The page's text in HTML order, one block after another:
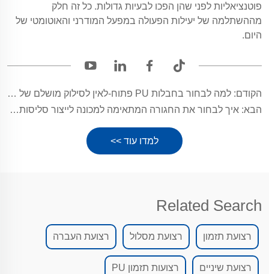
פוטנציאליות לפני שהן הפכו לבעיות גדולות. כל זה חלק
מההשתלמה של יעילות הפעולה במפעל המודרני והאוטומטי של
היום.
הקודם: למה לבחור בחבלות PU פתוח-לאין לסילוק מושלם של אנרגיה?
הבא: איך לבחור את החגורה המתאימה למכונה לייצור סליסות? --Guangzhou Yonghang T9-513 & T9-837
למדו עוד >>
Related Search
רצועת תזמון רצועת מסלול רצועת העברה
רצועת שיניים רצועות תזמון PU